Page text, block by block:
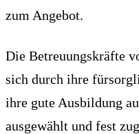
zum Angebot.
Die Betreuungskräfte
sich durch ihre
ihre gute Ausbildung
ausgewählt und fest